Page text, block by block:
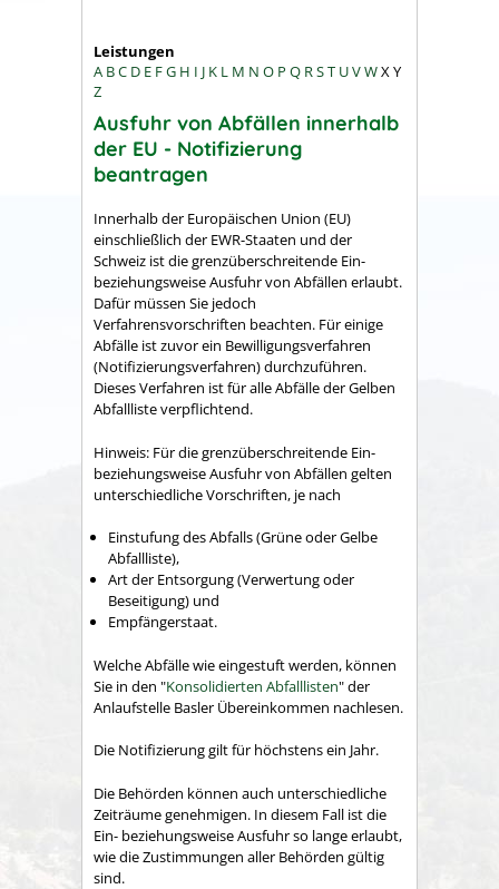
Leistungen
A BC D E FG H I J K L M N O P Q RST UVWXY
Z
Ausfuhr von Abfällen innerhalb
der EU - Notifizierung
beantragen
Innerhalb der Europäischen Union (EU)
einschließlich der EWR-Staaten und der
Schweiz ist die grenzüberschreitende Ein-
beziehungsweise Ausfuhr von Abfällen erlaubt.
Dafür müssen Sie jedoch
Verfahrensvorschriften beachten. Für einige
Abfälle ist zuvor ein Bewilligungsverfahren
(Notifizierungsverfahren) durchzuführen.
Dieses Verfahren ist für alle Abfälle der Gelben
Abfallliste verpflichtend.
Hinweis: Für die grenzüberschreitende Ein-
beziehungsweise Ausfuhr von Abfällen gelten
unterschiedliche Vorschriften, je nach
Einstufung des Abfalls (Grüne oder Gelbe
Abfallliste),
Art der Entsorgung (Verwertung oder
Beseitigung) und
Empfängerstaat.
Welche Abfälle wie eingestuft werden, können
Sie in den "Konsolidierten Abfalllisten" der
Anlaufstelle Basler Übereinkommen nachlesen.
Die Notifizierung gilt für höchstens ein Jahr.
Die Behörden können auch unterschiedliche
Zeiträume genehmigen. In diesem Fall ist die
Ein- beziehungsweise Ausfuhr so lange erlaubt,
wie die Zustimmungen aller Behörden gültig
sind.